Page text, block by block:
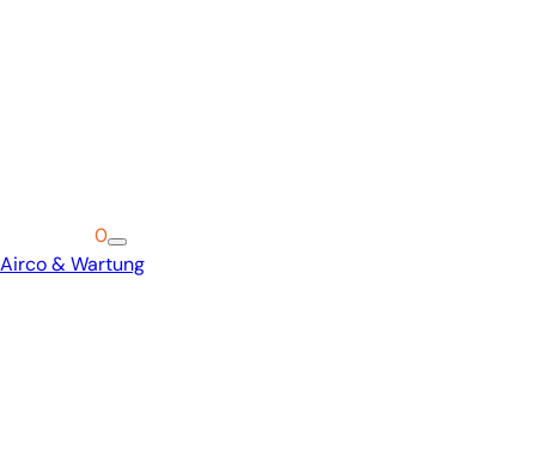
0
Airco & Wartung